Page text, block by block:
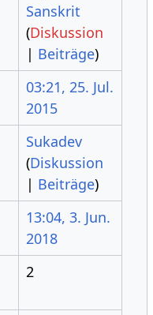
Sanskrit
(Diskussion
| Beiträge)
03:21, 25. Jul.
2015
Sukadev
(Diskussion
| Beiträge)
13:04, 3. Jun.
2018
2